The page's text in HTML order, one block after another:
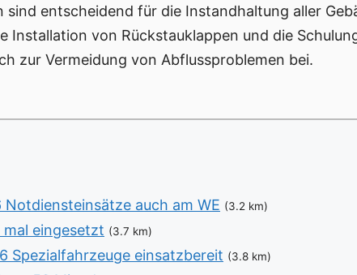
entscheidend für die Instandhaltung aller
Installation von Rückstauklappen und die
zur Vermeidung von Abflussproblemen bei.
auch am WE (3.2 km)
eingesetzt (3.7 km)
Spezialfahrzeuge einsatzbereit (3.8 km)